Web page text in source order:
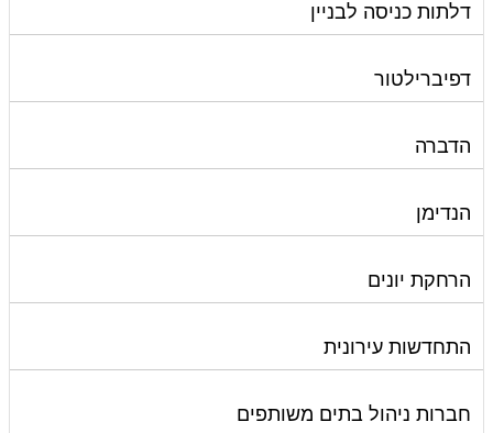
דלתות כניסה לבניין
דפיברילטור
הדברה
הנדימן
הרחקת יונים
התחדשות עירונית
חברות ניהול בתים משותפים